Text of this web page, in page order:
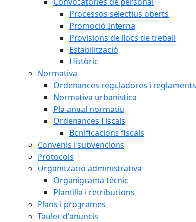
Processos selectius oberts
Promoció Interna
Provisions de llocs de treball
Estabilització
Històric
Normativa
Ordenances reguladores i reglaments
Normativa urbanística
Pla anual normatiu
Ordenances Fiscals
Bonificacions fiscals
Convenis i subvencions
Protocols
Organització administrativa
Organigrama tècnic
Plantilla i retribucions
Plans i programes
Tauler d'anuncis